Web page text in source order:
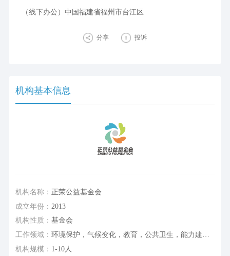
（线下办公）中国福建省福州市台江区
分享 投诉
机构基本信息
机构名称： 正荣公益基金会
成立年份： 2013
机构性质： 基金会
工作领域：
环境保护，气候变化，教育，公共卫生，能力建设/行业研究或支持
机构规模： 1-10人